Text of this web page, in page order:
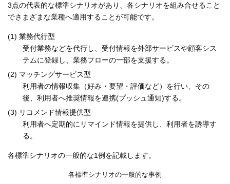
3点の代表的な標準シナリオがあり、各シナリオを組み合せること
でさまざまな業種へ適用することが可能です。
(1) 業務代行型
受付業務などを代行し、受付情報を外部サービスや顧客シス
テムに登録し、業務フローの一部を支援する。
(2) マッチングサービス型
利用者の情報収集（好み・要望・評価など）を行い、その
後、利用者へ推奨情報を連携(プッシュ通知)する。
(3) リコメンド情報提供型
利用者へ定期的にリマインド情報を提供し、利用者を誘導す
る。
各標準シナリオの一般的な1例を記載します。
各標準シナリオの一般的な事例